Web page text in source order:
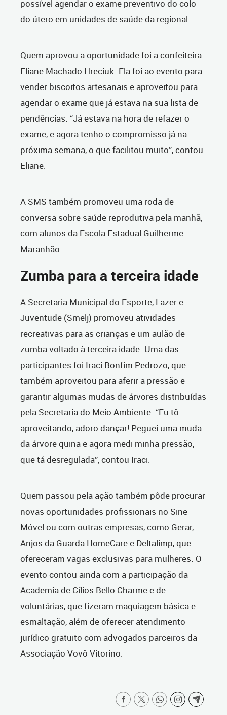
possível agendar o exame preventivo do colo
do útero em unidades de saúde da regional.
Quem aprovou a oportunidade foi a confeiteira
Eliane Machado Hreciuk. Ela foi ao evento para
vender biscoitos artesanais e aproveitou para
agendar o exame que já estava na sua lista de
pendências. “Já estava na hora de refazer o
exame, e agora tenho o compromisso já na
próxima semana, o que facilitou muito”, contou
Eliane.
A SMS também promoveu uma roda de
conversa sobre saúde reprodutiva pela manhã,
com alunos da Escola Estadual Guilherme
Maranhão.
Zumba para a terceira idade
A Secretaria Municipal do Esporte, Lazer e
Juventude (Smelj) promoveu atividades
recreativas para as crianças e um aulão de
zumba voltado à terceira idade. Uma das
participantes foi Iraci Bonfim Pedrozo, que
também aproveitou para aferir a pressão e
garantir algumas mudas de árvores distribuídas
pela Secretaria do Meio Ambiente. “Eu tô
aproveitando, adoro dançar! Peguei uma muda
da árvore quina e agora medi minha pressão,
que tá desregulada”, contou Iraci.
Quem passou pela ação também pôde procurar
novas oportunidades profissionais no Sine
Móvel ou com outras empresas, como Gerar,
Anjos da Guarda HomeCare e Deltalimp, que
ofereceram vagas exclusivas para mulheres. O
evento contou ainda com a participação da
Academia de Cílios Bello Charme e de
voluntárias, que fizeram maquiagem básica e
esmaltação, além de oferecer atendimento
jurídico gratuito com advogados parceiros da
Associação Vovô Vitorino.